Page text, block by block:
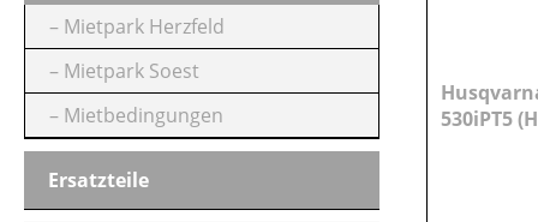
Mietpark Herzfeld
Mietpark Soest
Mietbedingungen
Ersatzteile
530iPT5